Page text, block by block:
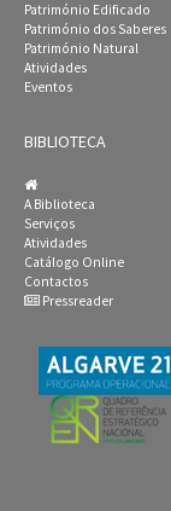
Património Edificado
Património dos Saberes
Património Natural
Atividades
Eventos
BIBLIOTECA
A Biblioteca
Serviços
Atividades
Catálogo Online
Contactos
Pressreader